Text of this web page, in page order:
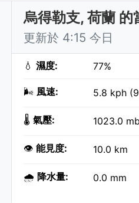
烏得勒支, 荷蘭 的
更新於 4:15 今日
💧 濕度: 77%
🌬️ 風速: 5.8 kph
🌡️ 氣壓: 1023.0 mb
👁️ 能見度: 10.0 km
🌧️ 降水量: 0.0 mm